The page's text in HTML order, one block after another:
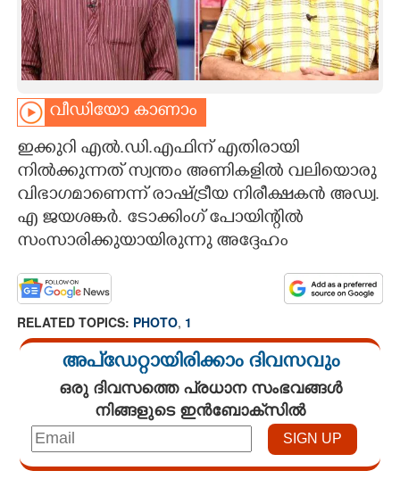
ART
ASTRO
CARTOONS
LITERATURE
CONTACT US
വീഡിയോ കാണാം
ഇക്കുറി എൽ.ഡി.എഫിന് എതിരായി
നിൽക്കുന്നത് സ്വന്തം അണികളിൽ വലിയൊരു
വിഭാഗമാണെന്ന് രാഷ്ട്രീയ നിരീക്ഷകൻ അഡ്വ.
എ ജയശങ്കർ. ടോക്കിംഗ് പോയിന്റിൽ
സംസാരിക്കുയായിരുന്നു അദ്ദേഹം
RELATED TOPICS: PHOTO, 1
അപ്ഡേറ്റായിരിക്കാം ദിവസവും
ഒരു ദിവസത്തെ പ്രധാന സംഭവങ്ങൾ
നിങ്ങളുടെ ഇൻബോക്സിൽ